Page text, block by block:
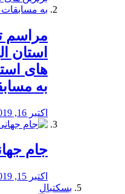
مراسم
استان
های
به
اکتبر 16, 2019
جام
اکتبر 15, 2019
بسکتبال